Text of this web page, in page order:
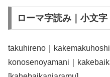
ローマ字読み｜小文字
takuhireno｜
konosenoyamani｜